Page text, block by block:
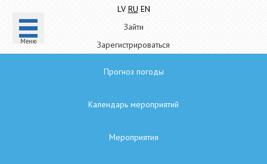
Mеню
LV RU EN
Зайти
Зарегистрироваться
Прогноз погоды
Календарь мероприятий
Мероприятия